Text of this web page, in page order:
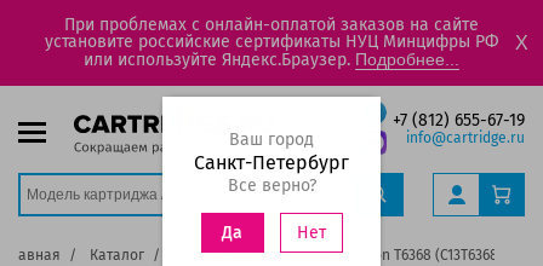
При проблемах с онлайн-оплатой заказов на сайте
установите российские сертификаты НУЦ Минцифры РФ
или используйте Яндекс.Браузер. Подробнее...
X
+7 (812) 655-67-19
info@cartridge.ru
Ваш город
Санкт-Петербург
Все верно?
Да Нет
Главная Каталог Картриджи Картридж Epson T6368 (C13T636800)